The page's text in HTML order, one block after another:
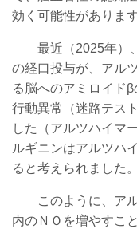
効く可能性があります
最近（2025年）、
の経口投与が、アル
る脳へのアミロイド
行動異常（迷路テス
した（アルツハイマ
ルギニンはアルツハ
ると考えられました。
このように、アル
内のＮＯを増やすこ